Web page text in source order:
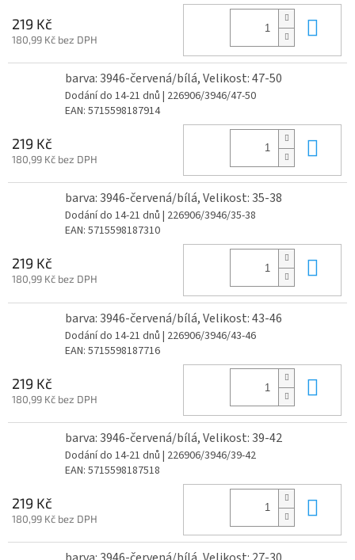
219 Kč
180,99 Kč bez DPH
barva: 3946-červená/bílá, Velikost: 47-50
Dodání do 14-21 dnů | 226906/3946/47-50
EAN: 5715598187914
219 Kč
180,99 Kč bez DPH
barva: 3946-červená/bílá, Velikost: 35-38
Dodání do 14-21 dnů | 226906/3946/35-38
EAN: 5715598187310
219 Kč
180,99 Kč bez DPH
barva: 3946-červená/bílá, Velikost: 43-46
Dodání do 14-21 dnů | 226906/3946/43-46
EAN: 5715598187716
219 Kč
180,99 Kč bez DPH
barva: 3946-červená/bílá, Velikost: 39-42
Dodání do 14-21 dnů | 226906/3946/39-42
EAN: 5715598187518
219 Kč
180,99 Kč bez DPH